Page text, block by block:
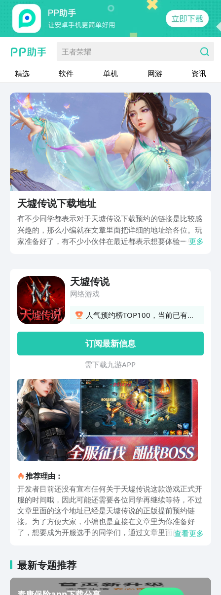
王者荣耀
精选 软件 单机 网游 资讯
天墟传说下载地址
有不少同学都表示对于天墟传说下载预约的链接是比较感
兴趣的，那么小编就在文章里面把详细的地址给各位。玩
家准备好了，有不少小伙伴在最近都表示想要体验一些以
知道在哪里可以提前完成预约呢？今天的文章就能够为你
带来详细的地址，如果你也喜欢类似风格的游戏，那么不
妨到这里来尝试和体验吧。
更多
天墟传说
网络游戏
人气预约榜TOP100，当前已有1
订阅最新信息
需 下 载 九 游 A P P
推荐理由：
开发者目前还没有宣布任何关于天墟传说这款游戏正式开
服的时间哦，因此可能还需要各位同学再继续等待，不过
文章里面的这个地址已经是天墟传说的正版提前预约链
接。为了方便大家，小编也是直接在文章里为你准备好
了，想要成为开服选手的同学们，通过文章里面的这个地
力，小伙伴们需要从多维度来考虑，首先要参与的就是每
天的日常任务，这将会帮助大家稳定地提升自己的基础属
性，并获得足够的经验来提升自己的等级，在战斗中如果
查看更多
最新专题推荐